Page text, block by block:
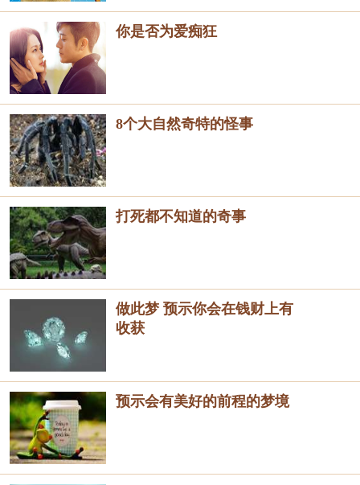
你是否为爱痴狂
8个大自然奇特的怪事
打死都不知道的奇事
做此梦 预示你会在钱财上有
收获
预示会有美好的前程的梦境